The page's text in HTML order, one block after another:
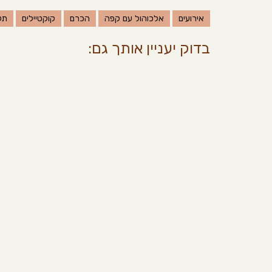
אירועים אלכוהול עם קפה הכרם קוקטיילים
בדוק יעניין אותך גם: